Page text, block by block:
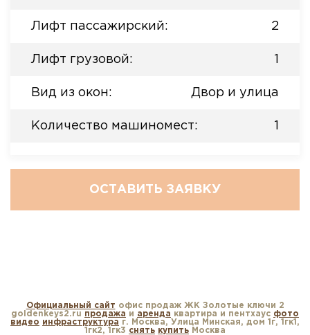
Лифт пассажирский: 2
Лифт грузовой: 1
Вид из окон: Двор и улица
Количество машиномест: 1
ОСТАВИТЬ ЗАЯВКУ
Официальный сайт офис продаж ЖК Золотые ключи 2
goldenkeys2.ru
продажа и аренда квартира и пентхаус фото
видео
инфраструктура г. Москва, Улица Минская, дом 1г, 1гк1,
1гк2, 1гк3 снять купить Москва